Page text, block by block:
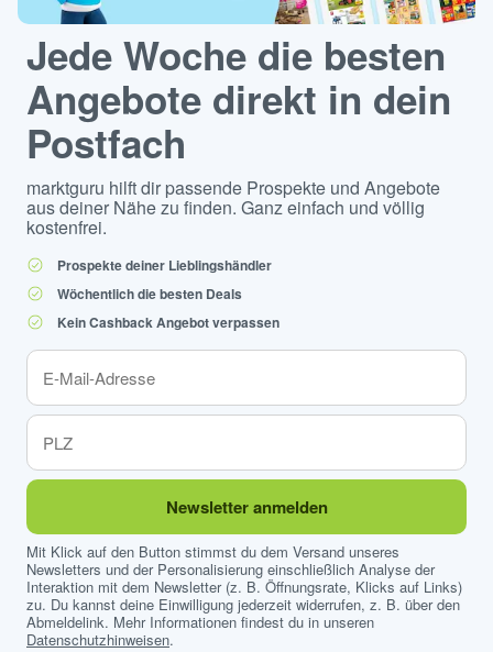
Jede Woche die besten
Angebote direkt in dein
Postfach
marktguru hilft dir passende Prospekte und Angebote
aus deiner Nähe zu finden. Ganz einfach und völlig
kostenfrei.
Prospekte deiner Lieblingshändler
Wöchentlich die besten Deals
Kein Cashback Angebot verpassen
Newsletter anmelden
Mit Klick auf den Button stimmst du dem Versand unseres
Newsletters und der Personalisierung einschließlich Analyse der
Interaktion mit dem Newsletter (z. B. Öffnungsrate, Klicks auf Links)
zu. Du kannst deine Einwilligung jederzeit widerrufen, z. B. über den
Abmeldelink. Mehr Informationen findest du in unseren
Datenschutzhinweisen.